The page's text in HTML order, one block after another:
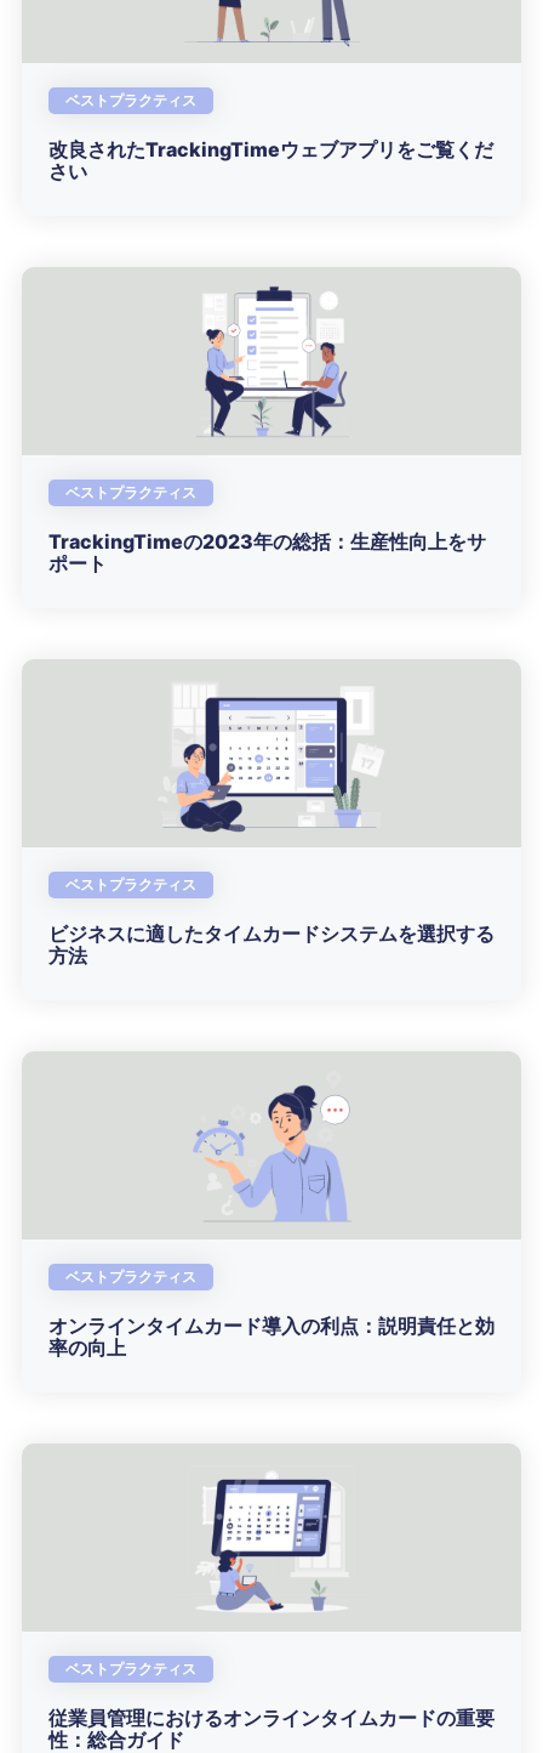
ベストプラクティス
改良されたTrackingTimeウェブアプリをご覧くだ
さい
ベストプラクティス
TrackingTimeの2023年の総括：生産性向上をサ
ポート
ベストプラクティス
ビジネスに適したタイムカードシステムを選択する
方法
ベストプラクティス
オンラインタイムカード導入の利点：説明責任と効
率の向上
ベストプラクティス
従業員管理におけるオンラインタイムカードの重要
性：総合ガイド